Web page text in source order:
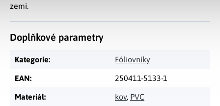
zemi.
Doplňkové parametry
Kategorie: Fóliovníky
EAN: 250411-5133-1
Materiál: kov, PVC